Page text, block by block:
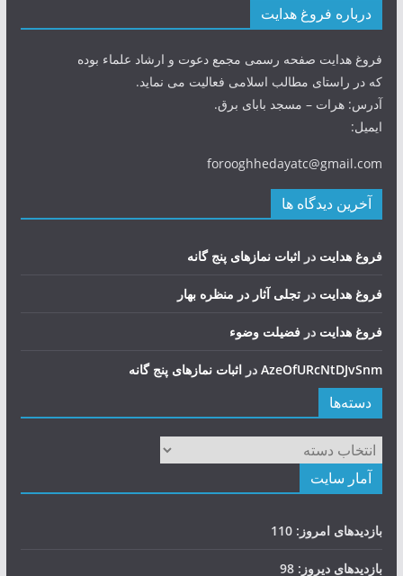
درباره فروغ هدایت
فروغ هدایت صفحه رسمی مجمع دعوت و ارشاد علماء بوده
که در راستای مطالب اسلامی فعالیت می نماید.
آدرس: هرات – مسجد بابای برق.
ایمیل:
forooghhedayatc@gmail.com
آخرین دیدگاه ها
فروغ هدایت در اثبات نمازهای پنج گانه
فروغ هدایت در تجلی آثار در منظره بهار
فروغ هدایت در فضيلت وضوء
AzeOfURcNtDJvSnmدر اثبات نمازهای پنج گانه
دسته‌ها
دسته‌ها
آمار سایت
بازدیدهای امروز: 110
بازدیدهای دیروز: 98